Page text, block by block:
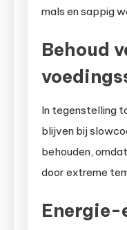
mals en sappig
Behoud
In tegenstelling
blijven bij
behouden,
door extreme